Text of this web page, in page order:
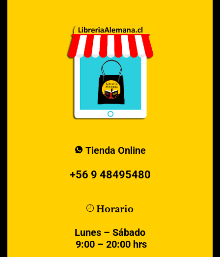
Tienda Online
+56 9 48495480
Horario
Lunes – Sábado
9:00 – 20:00 hrs